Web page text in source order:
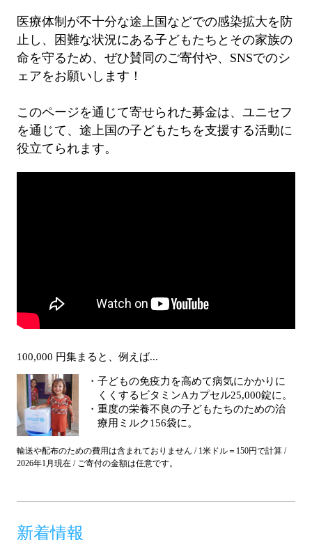
医療体制が不十分な途上国などでの感染拡大を防
止し、困難な状況にある子どもたちとその家族の
命を守るため、ぜひ賛同のご寄付や、SNSでのシ
ェアをお願いします！
このページを通じて寄せられた募金は、ユニセフ
を通じて、途上国の子どもたちを支援する活動に
役立てられます。
100,000 円集まると、例えば...
子どもの免疫力を高めて病気にかかりに
くくするビタミンAカプセル25,000錠に。
重度の栄養不良の子どもたちのための治
療用ミルク156袋に。
輸送や配布のための費用は含まれておりません / 1米ドル＝150円で計算 /
2026年1月現在 / ご寄付の金額は任意です。
新着情報